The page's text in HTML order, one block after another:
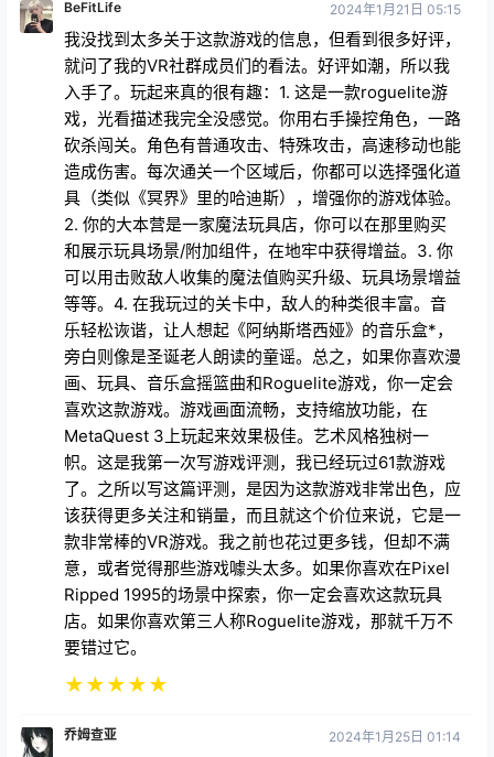
BeFitLife 2024年1月21日 05:15
我没找到太多关于这款游戏的信息，但看到很多好评，
就问了我的VR社群成员们的看法。好评如潮，所以我
入手了。玩起来真的很有趣：1. 这是一款roguelite游
戏，光看描述我完全没感觉。你用右手操控角色，一路
砍杀闯关。角色有普通攻击、特殊攻击，高速移动也能
造成伤害。每次通关一个区域后，你都可以选择强化道
具（类似《冥界》里的哈迪斯），增强你的游戏体验。
2. 你的大本营是一家魔法玩具店，你可以在那里购买
和展示玩具场景/附加组件，在地牢中获得增益。3. 你
可以用击败敌人收集的魔法值购买升级、玩具场景增益
等等。4. 在我玩过的关卡中，敌人的种类很丰富。音
乐轻松诙谐，让人想起《阿纳斯塔西娅》的音乐盒*，
旁白则像是圣诞老人朗读的童谣。总之，如果你喜欢漫
画、玩具、音乐盒摇篮曲和Roguelite游戏，你一定会
喜欢这款游戏。游戏画面流畅，支持缩放功能，在
MetaQuest 3上玩起来效果极佳。艺术风格独树一
帜。这是我第一次写游戏评测，我已经玩过61款游戏
了。之所以写这篇评测，是因为这款游戏非常出色，应
该获得更多关注和销量，而且就这个价位来说，它是一
款非常棒的VR游戏。我之前也花过更多钱，但却不满
意，或者觉得那些游戏噱头太多。如果你喜欢在Pixel
Ripped 1995的场景中探索，你一定会喜欢这款玩具
店。如果你喜欢第三人称Roguelite游戏，那就千万不
要错过它。
★★★★★
乔姆查亚 2024年1月25日 01:14